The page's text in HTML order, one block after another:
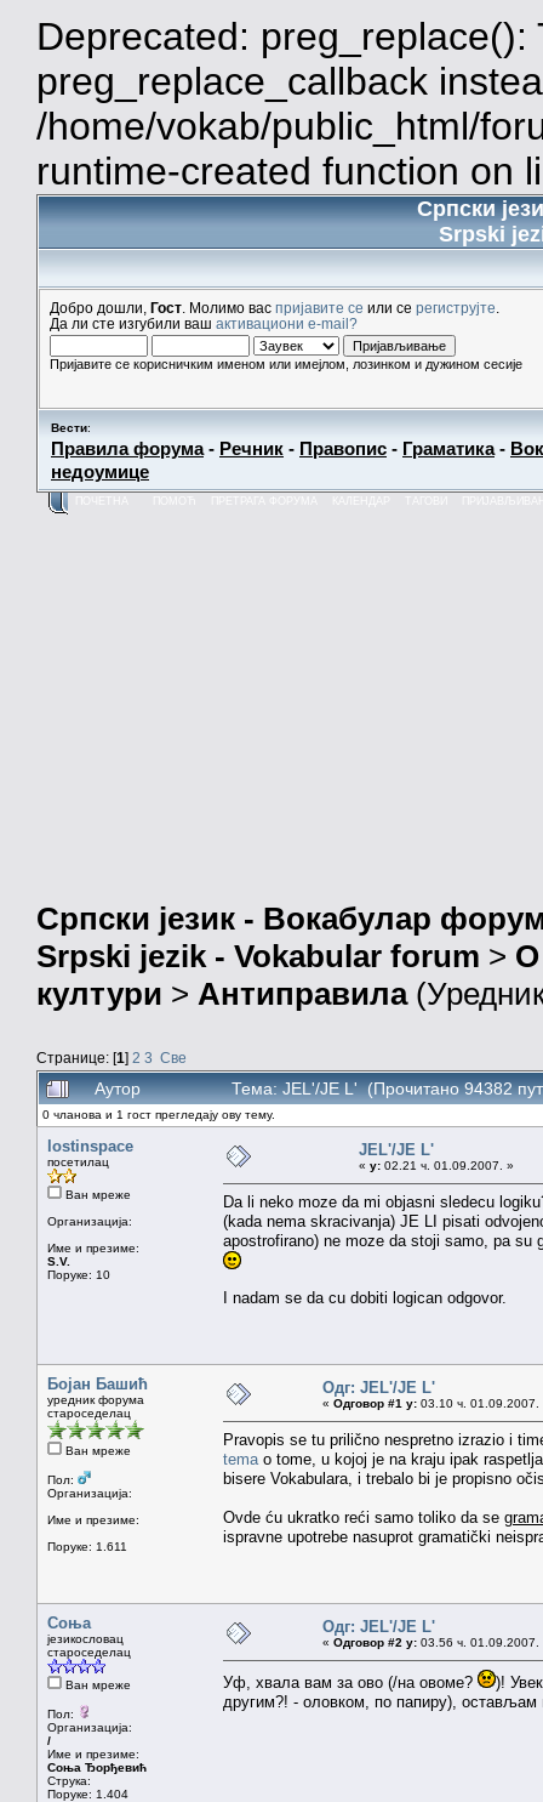
Deprecated:
preg_replace_callback
/home/vokab/public_html/
runtime-created function on
Српски
Srpski
Добро дошли, Гост . Молимо вас пријавите се или се региструјте
Да ли сте изгубили ваш активациони e-mail?
Пријавите се корисничким именом или имејлом, лозинком и дужином сесије
Вести:
Правила форума- Речник - Правопис - Граматика-
недоумице
КАЛЕНДАР
Српски језик - Вокабулар
Srpski jezik - Vokabular forum > О
култури > Антиправила
Странице: [1] 2 3 Све
Аутор Тема: JEL'/JE L' (Прочитано 94382
0 чланова и 1 гост прегледају ову тему.
lostinspace
посетилац
Ван мреже
Организација:
Име и презиме:
S.V.
Поруке: 10
JEL'/JE L'
« у: 02.21 ч. 01.09.2007. »
Da li neko moze da mi objasni sledecu
(kada nema skracivanja) JE LI pisati
apostrofirano) ne moze da stoji samo, pa su
I nadam se da cu dobiti logican odgovor.
Бојан Башић
уредник форума
староседелац
Ван мреже
Пол:
Организација:
Име и презиме:
Поруке: 1.611
Одг: JEL'/JE L'
« Одговор #1 у: 03.10 ч. 01.09.2007.
Pravopis se tu prilično nespretno izrazio i
tema o tome, u kojoj je na kraju ipak
bisere Vokabulara, i trebalo bi je propisno
Ovde ću ukratko reći samo toliko da se
ispravne upotrebe nasuprot gramatički
Соња
језикословац
староседелац
Ван мреже
Пол:
Организација:
/
Име и презиме:
Соња Ђорђевић
Струка:
Поруке: 1.404
Одг: JEL'/JE L'
« Одговор #2 у: 03.56 ч. 01.09.2007.
Уф, хвала вам за ово (/на овоме?
)!
другим?! - оловком, по папиру), остављам